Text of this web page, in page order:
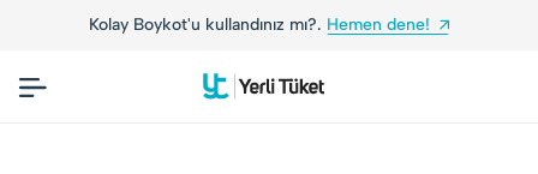
kullandınız mı?.Hemen dene! Yerli